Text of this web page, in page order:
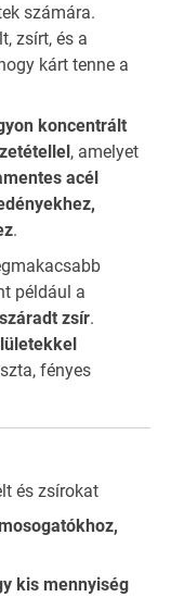
számára.
zsírt, és a
kárt tenne a
koncentrált
, amelyet
acél
.
például a
zsír.
fényes
és zsírokat
kis mennyiség